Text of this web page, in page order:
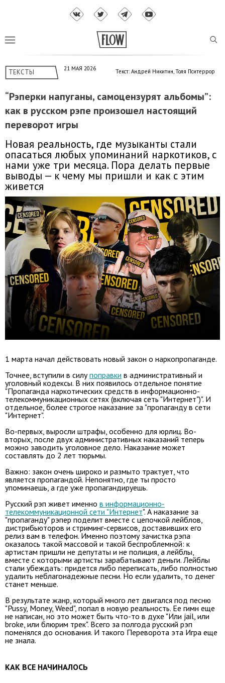
ТЕКСТЫ 21 МАЯ 2026 Текст: Андрей Никитин, Толя Пситеррор
“Рэперки напуганы, самоцензурят альбомы”:
как в русском рэпе произошел настоящий
переворот игры
Новая реальность, где музыканты стали
опасаться любых упоминаний наркотиков, с
нами уже три месяца. Пора делать первые
выводы — к чему мы пришли и как с этим
живется
1 марта начал действовать новый закон о наркопропаганде.
Точнее, вступили в силупоправки в административный и
уголовный кодексы. В них появилось отдельное понятие
"Пропаганда наркотических средств в информационно-
телекоммуникационных сетях (включая сеть "Интернет")". И
отдельное, более строгое наказание за "пропаганду в сети
"Интернет".
Во-первых, выросли штрафы, особенно для юрлиц. Во-
вторых, после двух административных наказаний теперь
можно заводить уголовное дело. Наказание может
составлять до 2 лет тюрьмы.
Важно: закон очень широко и размыто трактует, что
является пропагандой. Непонятно, где ты просто
упоминаешь, а где уже пропагандируешь.
Русский рэп живет именно в информационно-
телекоммуникационной сети "Интернет". А наказание за
"пропаганду" рэпер поделит вместе с цепочкой лейблов,
дистрибьюторов и стриминг-сервисов, доставивших его
релиз вам в телефон. Именно поэтому зачистка рэпа
оказалось такой массовой и такой беспроблемной: к
артистам пришли не депутаты и не полиция, а лейблы,
вместе с которыми артисты зарабатывают деньги. Лейблы
стали убеждать: придется либо переписать, либо полностью
удалить неблагонадежные песни. Но если удалить, то денег
станет меньше.
В результате жанр, который много лет двигался под песню
"Pussy, Money, Weed", попал в новую реальность. Ее гимн еще
не написан, но это может быть что-то в духе "Или jail, или
broke, или блюрим трек". Всего за полгода русский рэп
поменялся до основания. И такого Переворота эта Игра еще
не знала.
КАК ВСЕ НАЧИНАЛОСЬ